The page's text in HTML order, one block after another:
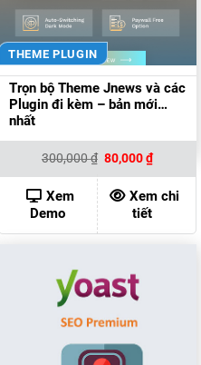
THEME PLUGIN
Trọn bộ Theme Jnews và các
Plugin đi kèm – bản mới
nhất
300,000₫ Giá
gốc
là:
300,000 ₫.
80,000₫Giá
hiện
tại
là:
80,000
Xem
Demo
Xem chi
tiết